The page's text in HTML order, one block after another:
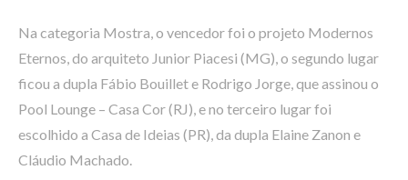
Na categoria Mostra, o vencedor foi o projeto Modernos
Eternos, do arquiteto Junior Piacesi (MG), o segundo lugar
ficou a dupla Fábio Bouillet e Rodrigo Jorge, que assinou o
Pool Lounge – Casa Cor (RJ), e no terceiro lugar foi
escolhido a Casa de Ideias (PR), da dupla Elaine Zanon e
Cláudio Machado.